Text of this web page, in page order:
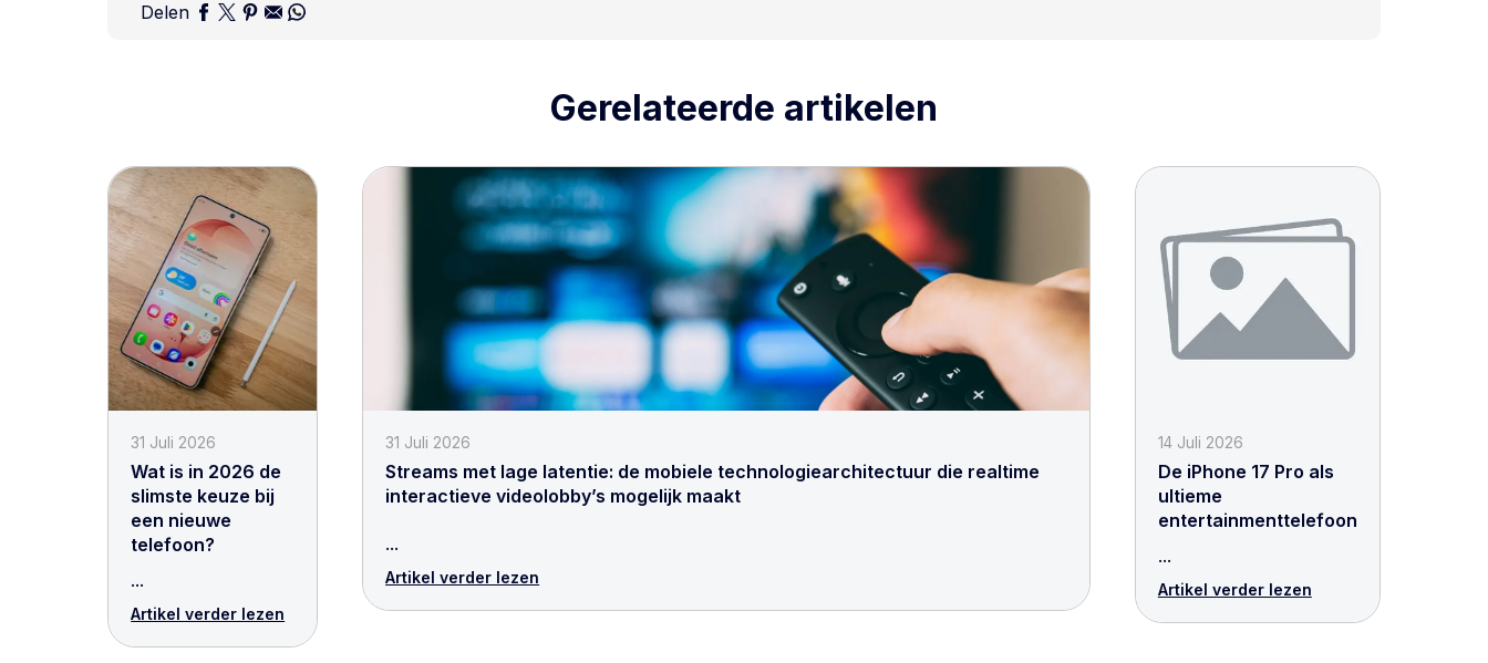
Delen
Gerelateerde artikelen
31 Juli 2026
Wat is in 2026 de
slimste keuze bij
een nieuwe
telefoon?
...
Artikel verder lezen
31 Juli 2026
Streams met lage latentie: de mobiele technologiearchitectuur die realtime
interactieve videolobby’s mogelijk maakt
...
Artikel verder lezen
14 Juli 2026
De iPhone 17 Pro als
ultieme
entertainmenttelefoon
...
Artikel verder lezen